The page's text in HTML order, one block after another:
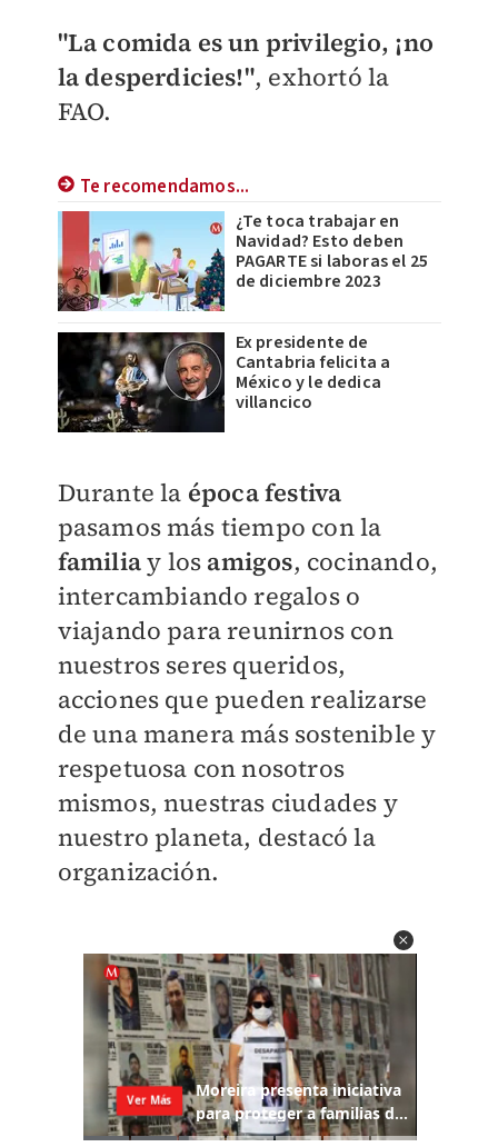
"La comida es un privilegio, ¡no
la desperdicies!", exhortó la
FAO.
Te recomendamos...
¿Te toca trabajar en
Navidad? Esto deben
PAGARTE si laboras el 25
de diciembre 2023
Ex presidente de
Cantabria felicita a
México y le dedica
villancico
Durante la época festiva
pasamos más tiempo con la
familiay los amigos, cocinando,
intercambiando regalos o
viajando para reunirnos con
nuestros seres queridos,
acciones que pueden realizarse
de una manera más sostenible y
respetuosa con nosotros
mismos, nuestras ciudades y
nuestro planeta, destacó la
organización.